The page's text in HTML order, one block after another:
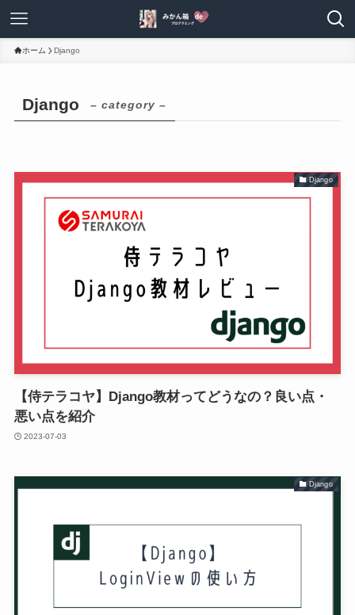
ホーム Django
Django – category –
Django
【侍テラコヤ】Django教材ってどうなの？良い点・
悪い点を紹介
2023-07-03
Django